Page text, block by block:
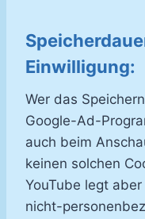
Einwilligung:
Wer das
Google-Ad-
auch beim
keinen solchen
YouTube legt
nicht-